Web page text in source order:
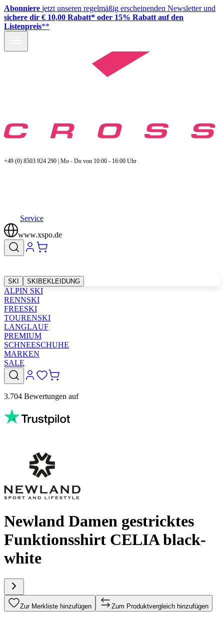
Abonniere jetzt unseren regelmäßig erscheinenden Newsletter und
sichere dir € 10,00 Rabatt* oder 15% Rabatt auf den
Listenpreis**
+49 (0) 8503 924 290 | Mo - Do von 10:00 - 16:00 Uhr
Service
www.xspo.de
SKI SKIBEKLEIDUNG
ALPIN SKI
RENNSKI
FREESKI
TOURENSKI
LANGLAUF
PREMIUM
SCHNEESCHUHE
MARKEN
SALE
3.704 Bewertungen auf
Newland Damen gestricktes
Funktionsshirt CELIA black-
white
Zur Merkliste hinzufügen Zum Produktvergleich hinzufügen